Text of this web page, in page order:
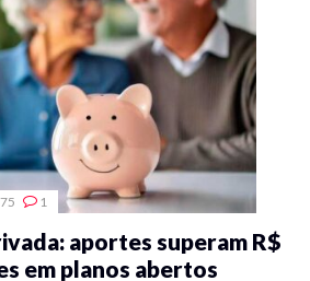
1
aportes superam R$
em planos abertos